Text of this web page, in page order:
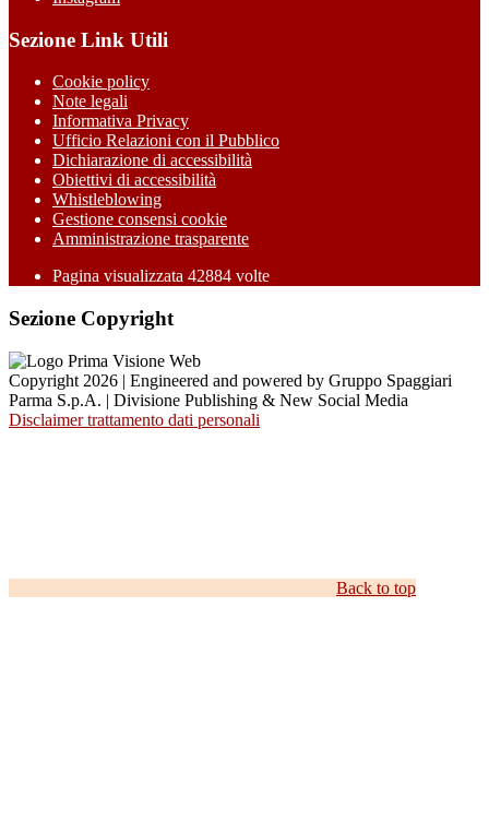
Sezione Link Utili
Cookie policy
Note legali
Informativa Privacy
Ufficio Relazioni con il Pubblico
Dichiarazione di accessibilità
Obiettivi di accessibilità
Whistleblowing
Gestione consensi cookie
Amministrazione trasparente
Pagina visualizzata 42884 volte
Sezione Copyright
Copyright 2026 | Engineered and powered by Gruppo Spaggiari
Parma S.p.A. | Divisione Publishing & New Social Media
Disclaimer trattamento dati personali
Back to top